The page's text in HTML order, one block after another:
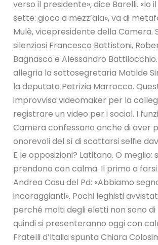
verso il presidente», dice Barelli. «Io
sette: gioco a mezz’ala», va di
Mulè, vicepresidente della Camera.
silenziosi Francesco Battistoni,
Bagnasco e Alessandro
allegria la sottosegretaria Matilde
la deputata Patrizia Marrocco.
improvvisa videomaker per la
registrare un video per i social. I
Camera confessano anche di aver
onorevoli del sì di scattarsi selfie
E le opposizioni? Latitano. O meglio:
prendono con calma. Il primo a
Andrea Casu del Pd: «Abbiamo
incoraggianti». Pochi leghisti
perché molti degli eletti non sono di
quindi si presenteranno oggi con
Fratelli d’Italia spunta Chiara